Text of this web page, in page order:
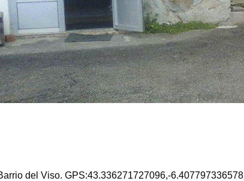
del Viso. GPS:43.336271727096,-6.407797336578